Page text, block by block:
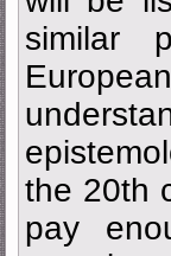
similar
the 20th
pay